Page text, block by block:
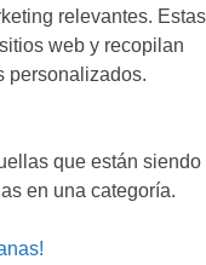
relevantes. Estas
web y recopilan
personalizados.
que están siendo
en una categoría.